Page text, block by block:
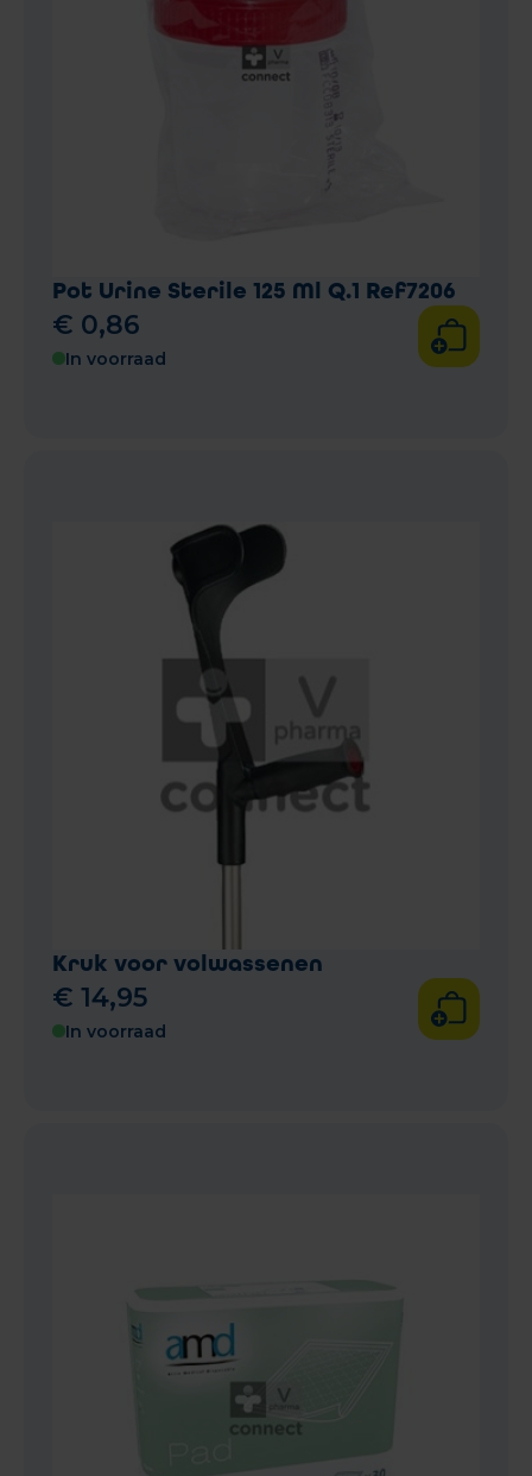
Pot Urine Sterile 125 Ml Q.1 Ref7206
€ 0,86
In voorraad
Kruk voor volwassenen
€ 14,95
In voorraad